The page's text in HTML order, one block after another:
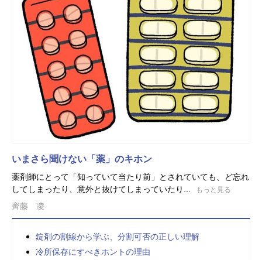
いまさら聞けない「薬」のキホン
薬剤師にとって「知っていて当たり前」とされていても、ど忘れ
してしまったり、意外と抜けてしまっていたり...
もっと見る
齊藤 凌
錠剤の割線から学ぶ、分割可否の正しい理解
冷所保存にすべきホントの理由